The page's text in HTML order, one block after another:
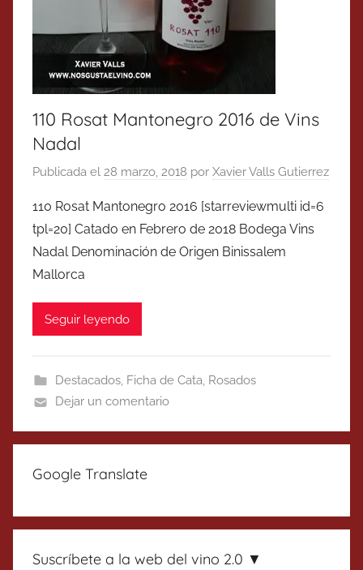
110 Rosat Mantonegro 2016 de Vins
Nadal
Publicada el 28 marzo, 2018 por Xavier Valls Gutierrez
110 Rosat Mantonegro 2016 [starreviewmulti id=6
tpl=20] Catado en Febrero de 2018 Bodega Vins
Nadal Denominación de Origen Binissalem
Mallorca
Seguir leyendo
Destacados, Ficha de Cata, Rosados
Dejar un comentario
Google Translate
Suscríbete a la web del vino 2.0 ▼